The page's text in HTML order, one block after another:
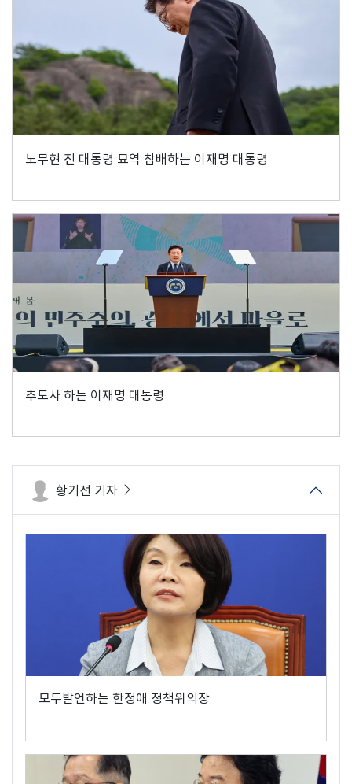
노무현 전 대통령 묘역 참배하는 이재명 대통령
추도사 하는 이재명 대통령
황기선 기자
모두발언하는 한정애 정책위의장